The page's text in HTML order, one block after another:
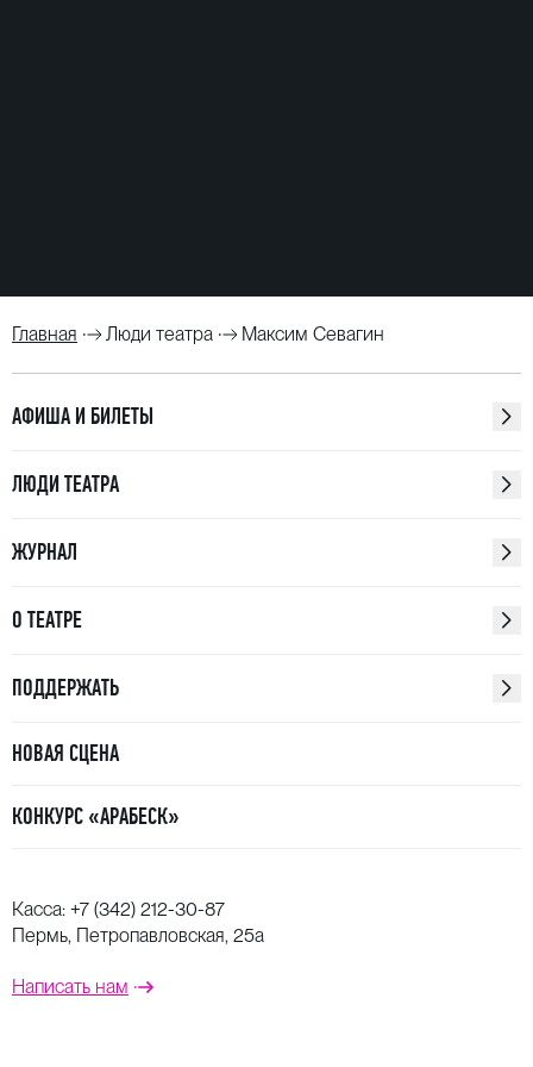
Главная Люди театра Максим Севагин
АФИША И БИЛЕТЫ
ЛЮДИ ТЕАТРА
ЖУРНАЛ
О ТЕАТРЕ
ПОДДЕРЖАТЬ
НОВАЯ СЦЕНА
КОНКУРС «АРАБЕСК»
Касса: +7 (342) 212-30-87
Пермь, Петропавловская, 25а
Написать нам